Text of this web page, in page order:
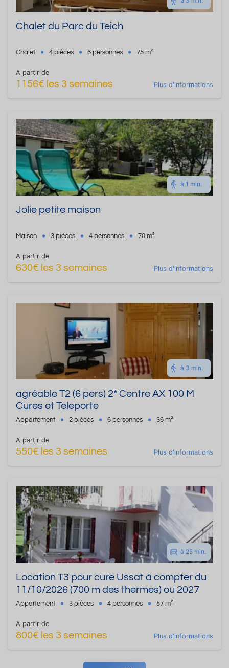
Chalet du Parc du Teich
Chalet 4 pièces 6 personnes 75 m²
A partir de
1156€ les 3 semaines Plus d'informations
à 1 min.
Jolie petite maison
Maison 3 pièces 4 personnes 70 m²
A partir de
630€ les 3 semaines Plus d'informations
à 3 min.
agréable T2 (6 pers) 2* Centre AX 100 M
Cures et Teleporte
Appartement 2 pièces 6 personnes 36 m²
A partir de
550€ les 3 semaines Plus d'informations
à 25 min.
Location T3 pour cure Ussat à compter du
11/10/2026 (700 m des thermes) ou 2027
Appartement 3 pièces 4 personnes 57 m²
A partir de
800€ les 3 semaines Plus d'informations